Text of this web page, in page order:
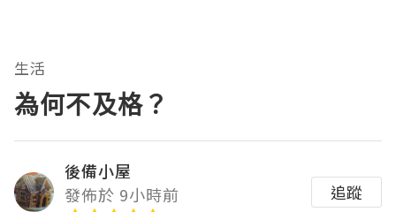
生活
為何不及格？
後備小屋
發佈於 9小時前
追蹤